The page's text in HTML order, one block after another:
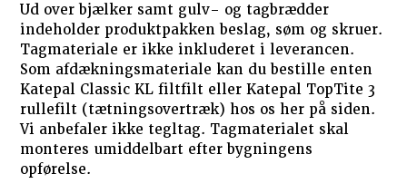
Ud over bjælker samt gulv- og tagbrædder
indeholder produktpakken beslag, søm og skruer.
Tagmateriale er ikke inkluderet i leverancen.
Som afdækningsmateriale kan du bestille enten
Katepal Classic KL filtfilt eller Katepal TopTite 3
rullefilt (tætningsovertræk) hos os her på siden.
Vi anbefaler ikke tegltag. Tagmaterialet skal
monteres umiddelbart efter bygningens
opførelse.